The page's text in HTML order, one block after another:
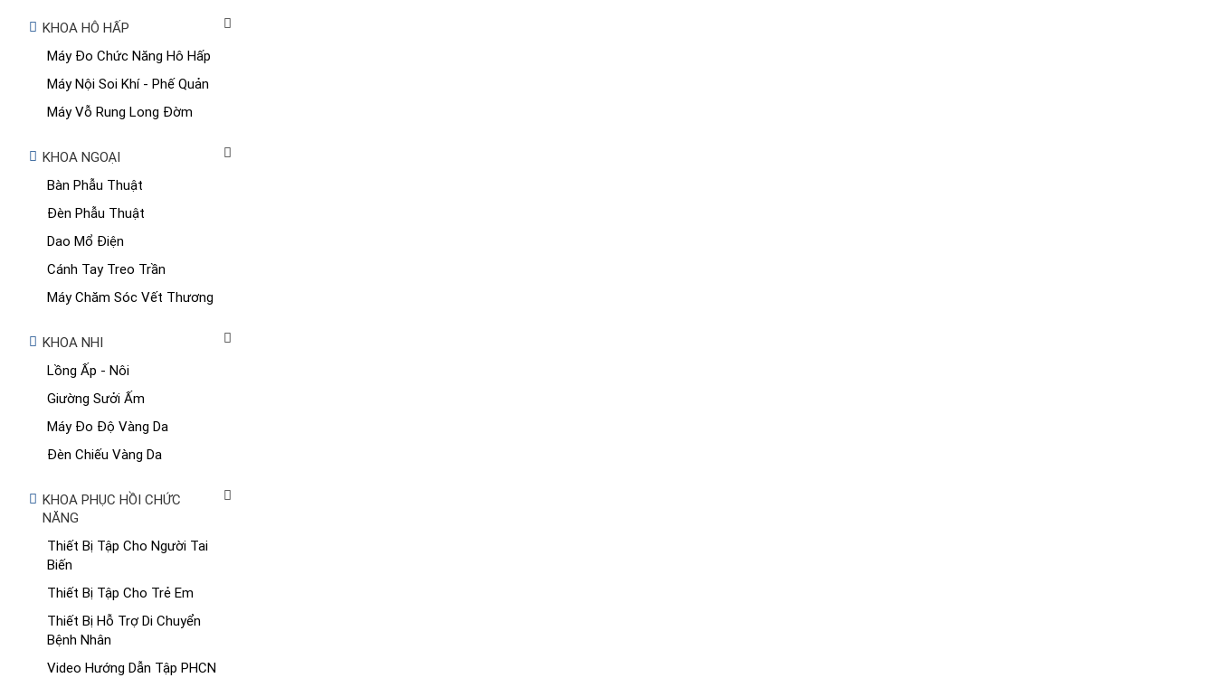
KHOA HÔ HẤP
Máy Đo Chức Năng Hô Hấp
Máy Nội Soi Khí - Phế Quản
Máy Vỗ Rung Long Đờm
KHOA NGOẠI
Bàn Phẫu Thuật
Đèn Phẫu Thuật
Dao Mổ Điện
Cánh Tay Treo Trần
Máy Chăm Sóc Vết Thương
KHOA NHI
Lồng Ấp - Nôi
Giường Sưởi Ấm
Máy Đo Độ Vàng Da
Đèn Chiếu Vàng Da
KHOA PHỤC HỒI CHỨC
NĂNG
Thiết Bị Tập Cho Người Tai
Biến
Thiết Bị Tập Cho Trẻ Em
Thiết Bị Hỗ Trợ Di Chuyển
Bệnh Nhân
Video Hướng Dẫn Tập PHCN